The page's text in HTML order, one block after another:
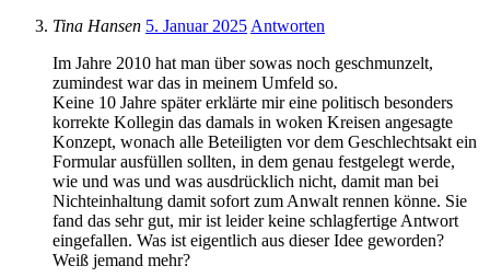
Tina Hansen 5. Januar 2025 Antworten
Im Jahre 2010 hat man über sowas noch geschmunzelt,
zumindest war das in meinem Umfeld so.
Keine 10 Jahre später erklärte mir eine politisch besonders
korrekte Kollegin das damals in woken Kreisen angesagte
Konzept, wonach alle Beteiligten vor dem Geschlechtsakt ein
Formular ausfüllen sollten, in dem genau festgelegt werde,
wie und was und was ausdrücklich nicht, damit man bei
Nichteinhaltung damit sofort zum Anwalt rennen könne. Sie
fand das sehr gut, mir ist leider keine schlagfertige Antwort
eingefallen. Was ist eigentlich aus dieser Idee geworden?
Weiß jemand mehr?